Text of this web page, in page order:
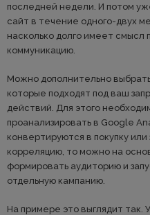
последней недели. И потом
сайт в течение одного-двух
насколько долго имеет
коммуникацию.
Можно дополнительно
которые подходят под ваш
действий. Для этого
проанализировать в Google
конвертируются в покупку
корреляцию, то можно на
формировать аудиторию и
отдельную кампанию.
На примере это выглядит так.